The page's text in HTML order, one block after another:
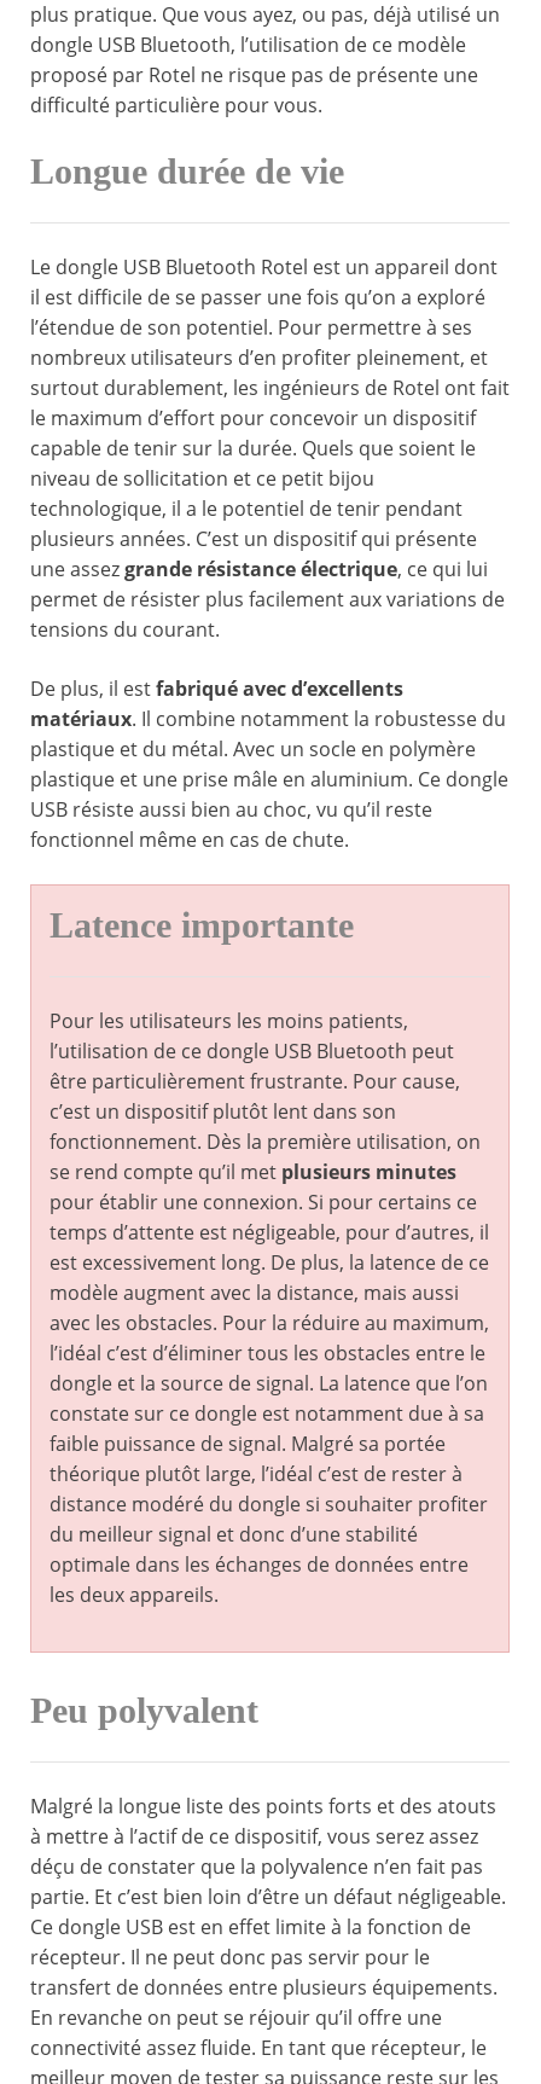
plus pratique. Que vous ayez, ou pas, déjà utilisé un
dongle USB Bluetooth, l’utilisation de ce modèle
proposé par Rotel ne risque pas de présente une
difficulté particulière pour vous.
Longue durée de vie
Le dongle USB Bluetooth Rotel est un appareil dont
il est difficile de se passer une fois qu’on a exploré
l’étendue de son potentiel. Pour permettre à ses
nombreux utilisateurs d’en profiter pleinement, et
surtout durablement, les ingénieurs de Rotel ont fait
le maximum d’effort pour concevoir un dispositif
capable de tenir sur la durée. Quels que soient le
niveau de sollicitation et ce petit bijou
technologique, il a le potentiel de tenir pendant
plusieurs années. C’est un dispositif qui présente
une assezgrande résistance électrique, ce qui lui
permet de résister plus facilement aux variations de
tensions du courant.
De plus, il estfabriqué avec d’excellents
matériaux. Il combine notamment la robustesse du
plastique et du métal. Avec un socle en polymère
plastique et une prise mâle en aluminium. Ce dongle
USB résiste aussi bien au choc, vu qu’il reste
fonctionnel même en cas de chute.
Latence importante
Pour les utilisateurs les moins patients,
l’utilisation de ce dongle USB Bluetooth peut
être particulièrement frustrante. Pour cause,
c’est un dispositif plutôt lent dans son
fonctionnement. Dès la première utilisation, on
se rend compte qu’il met plusieurs minutes
pour établir une connexion. Si pour certains ce
temps d’attente est négligeable, pour d’autres, il
est excessivement long. De plus, la latence de ce
modèle augment avec la distance, mais aussi
avec les obstacles. Pour la réduire au maximum,
l’idéal c’est d’éliminer tous les obstacles entre le
dongle et la source de signal. La latence que l’on
constate sur ce dongle est notamment due à sa
faible puissance de signal. Malgré sa portée
théorique plutôt large, l’idéal c’est de rester à
distance modéré du dongle si souhaiter profiter
du meilleur signal et donc d’une stabilité
optimale dans les échanges de données entre
les deux appareils.
Peu polyvalent
Malgré la longue liste des points forts et des atouts
à mettre à l’actif de ce dispositif, vous serez assez
déçu de constater que la polyvalence n’en fait pas
partie. Et c’est bien loin d’être un défaut négligeable.
Ce dongle USB est en effet limite à la fonction de
récepteur. Il ne peut donc pas servir pour le
transfert de données entre plusieurs équipements.
En revanche on peut se réjouir qu’il offre une
connectivité assez fluide. En tant que récepteur, le
meilleur moyen de tester sa puissance reste sur les